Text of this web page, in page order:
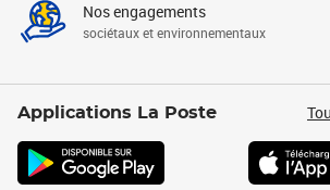
Nos engagements
sociétaux et environnementaux
Applications La Poste